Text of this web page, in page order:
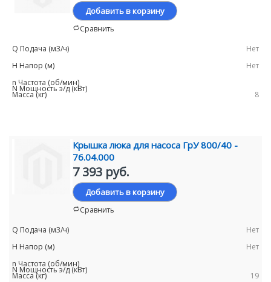
Добавить в корзину
Сравнить
Нет
Нет
8
Крышка люка для насоса ГрУ 800/40 -
76.04.000
7 393 руб.
Добавить в корзину
Сравнить
Нет
Нет
19